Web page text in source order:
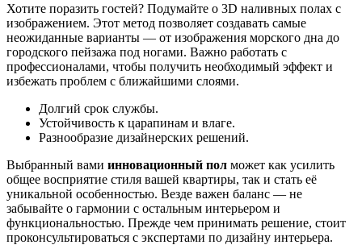
Хотите поразить гостей? Подумайте о 3D наливных полах с
изображением. Этот метод позволяет создавать самые
неожиданные варианты — от изображения морского дна до
городского пейзажа под ногами. Важно работать с
профессионалами, чтобы получить необходимый эффект и
избежать проблем с ближайшими слоями.
Долгий срок службы.
Устойчивость к царапинам и влаге.
Разнообразие дизайнерских решений.
Выбранный вами инновационный пол может как усилить
общее восприятие стиля вашей квартиры, так и стать её
уникальной особенностью. Везде важен баланс — не
забывайте о гармонии с остальным интерьером и
функциональностью. Прежде чем принимать решение, стоит
проконсультироваться с экспертами по дизайну интерьера.